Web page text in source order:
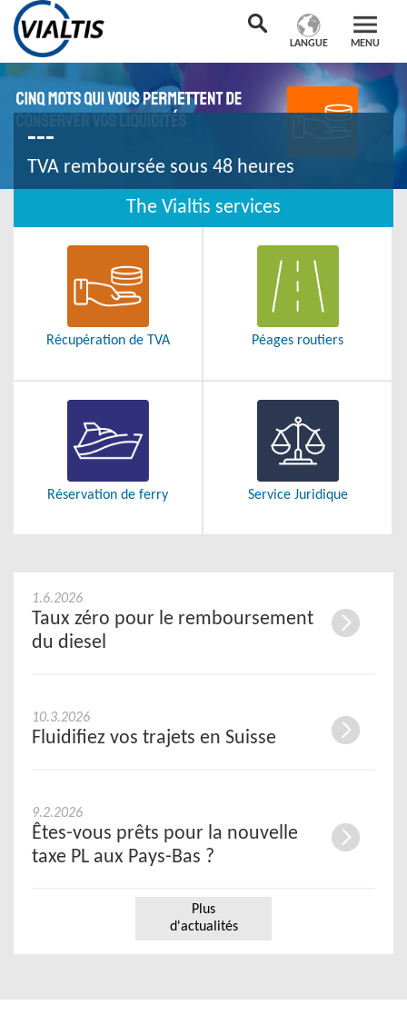
MENU
LANGUE
---
TVA remboursée sous 48 heures
The Vialtis services
Récupération de TVA Péages routiers
Réservation de ferry Service Juridique
1.6.2026
Taux zéro pour le remboursement
du diesel
10.3.2026
Fluidifiez vos trajets en Suisse
9.2.2026
Êtes-vous prêts pour la nouvelle
taxe PL aux Pays-Bas ?
Plus
d'actualités